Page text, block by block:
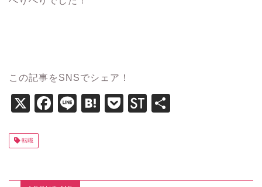
この記事をSNSでシェア！
X
F
b
Li
H
a
P
et
St
T
転職